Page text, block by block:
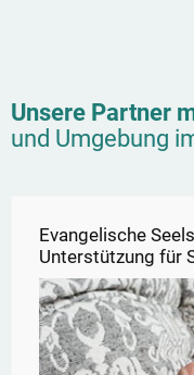
Unsere Partner
und Umgebung
Evangelische
Unterstützung für